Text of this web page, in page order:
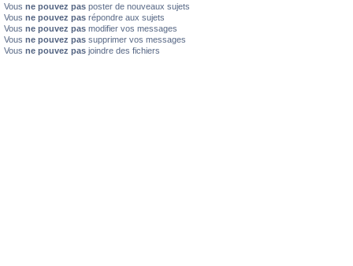
Vous ne pouvez pas poster de nouveaux sujets
Vous ne pouvez pas répondre aux sujets
Vous ne pouvez pas modifier vos messages
Vous ne pouvez pas supprimer vos messages
Vous ne pouvez pas joindre des fichiers